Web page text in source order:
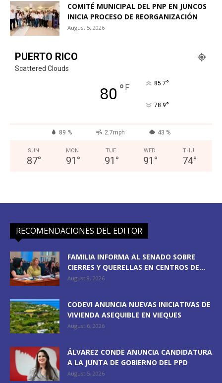
COMITÉ MUNICIPAL DEL PNP EN JUNCOS
INICIA PROCESO DE REORGANIZACIÓN
August 5, 2026
PUERTO RICO
Scattered Clouds
80 ° F 85.7°
78.9°
89 % 2.7mph 43 %
SUN
87°
MON
91 °
TUE
91 °
WED
91 °
THU
74°
RECOMENDACIONES DEL EDITOR
FAMILIA INFORMA AL SENADO SOBRE
CIERRES Y QUERELLAS EN CENTROS DE...
August 8, 2026
CODEVI ANUNCIA NUEVAS INICIATIVAS DE
VIVIENDA ASEQUIBLE EN VIEQUES
August 6, 2026
ÁLVAREZ CONDE ANUNCIA CANDIDATURA
A LA JUNTA DE GOBIERNO DEL PPD
August 5, 2026